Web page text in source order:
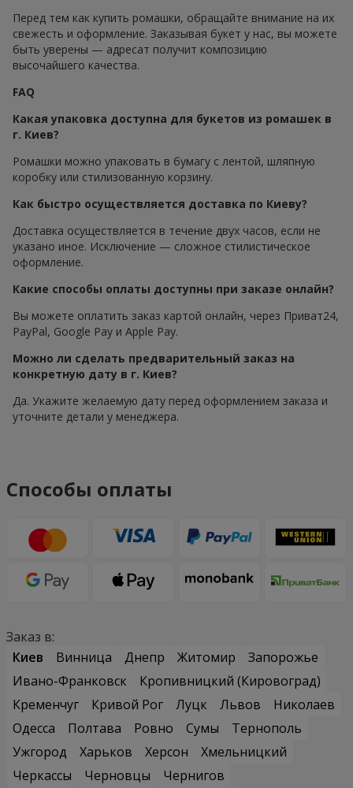
Перед тем как купить ромашки, обращайте внимание на их
свежесть и оформление. Заказывая букет у нас, вы можете
быть уверены — адресат получит композицию
высочайшего качества.
FAQ
Какая упаковка доступна для букетов из ромашек в
г. Киев?
Ромашки можно упаковать в бумагу с лентой, шляпную
коробку или стилизованную корзину.
Как быстро осуществляется доставка по Киеву?
Доставка осуществляется в течение двух часов, если не
указано иное. Исключение — сложное стилистическое
оформление.
Какие способы оплаты доступны при заказе онлайн?
Вы можете оплатить заказ картой онлайн, через Приват24,
PayPal, Google Pay и Apple Pay.
Можно ли сделать предварительный заказ на
конкретную дату в г. Киев?
Да. Укажите желаемую дату перед оформлением заказа и
уточните детали у менеджера.
Способы оплаты
Заказ в:
Киев
Винница Днепр Житомир
Запорожье
Ивано-Франковск
Кропивницкий (Кировоград)
Кременчуг
Кривой Рог Луцк Львов
Николаев
Одесса
Полтава Ровно Сумы
Тернополь
Ужгород
Харьков Херсон
Хмельницкий
Черкассы
Черновцы
Чернигов